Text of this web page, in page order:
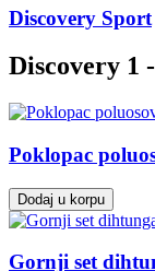
Discovery Sport
Discovery 1
Poklopac
Dodaj u korpu
Gornji set